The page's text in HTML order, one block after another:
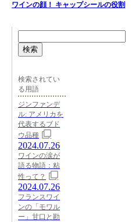
ワインの顔！ キャップシールの役割
検索
検索されてい
る用語
ジンファンデ
ル: アメリカを
代表するブド
ウ品種
2024.07.26
ワインの涙が
語る物語：粘
性って？
2024.07.26
フランスワイ
ンの「モワル
ー」甘口と勘